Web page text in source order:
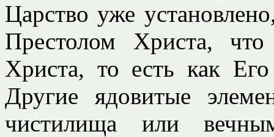
Царство уже
Престолом Христа,
Христа, то есть как Его
Другие ядовитые
чистилища или